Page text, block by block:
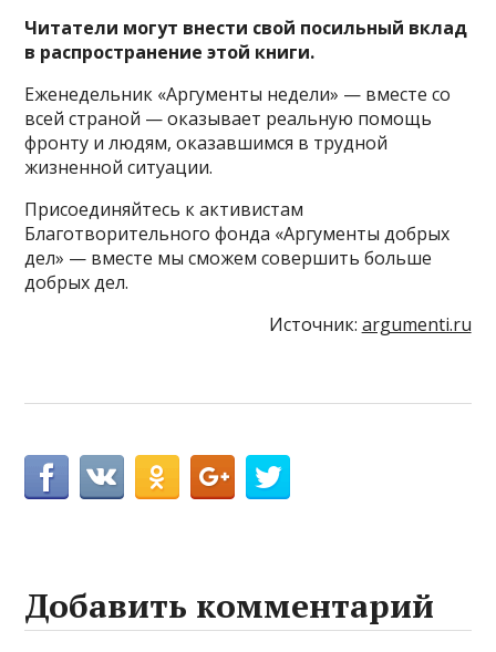
Читатели могут внести свой посильный вклад
в распространение этой книги.
Еженедельник «Аргументы недели» — вместе со
всей страной — оказывает реальную помощь
фронту и людям, оказавшимся в трудной
жизненной ситуации.
Присоединяйтесь к активистам
Благотворительного фонда «Аргументы добрых
дел» — вместе мы сможем совершить больше
добрых дел.
Источник: argumenti.ru
Добавить комментарий